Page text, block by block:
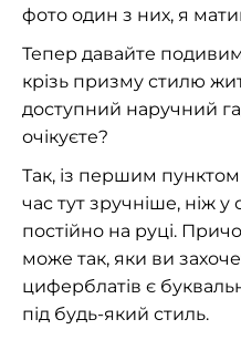
фото один з них, я
Тепер давайте
крізь призму стилю
доступний наручний
очікуєте?
Так, із першим
час тут зручніше, ніж
постійно на руці.
може так, яки ви
циферблатів є
під будь-який стиль.